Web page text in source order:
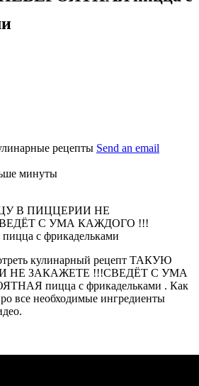
рецепты Send an email
минуты
кулинарный рецепт ТАКУЮ
НЕ ЗАКАЖЕТЕ !!!СВЕДЁТ С УМА
пицца с фрикадельками . Как
все необходимые ингредиенты